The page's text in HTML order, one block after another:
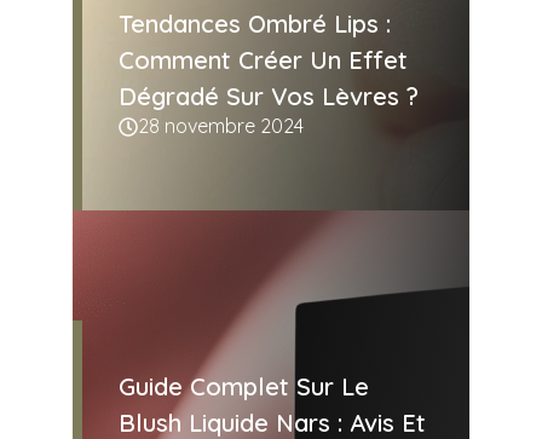
Tendances Ombré Lips :
Comment Créer Un Effet
Dégradé Sur Vos Lèvres ?
28 novembre 2024
Guide Complet Sur Le
Blush Liquide Nars : Avis Et